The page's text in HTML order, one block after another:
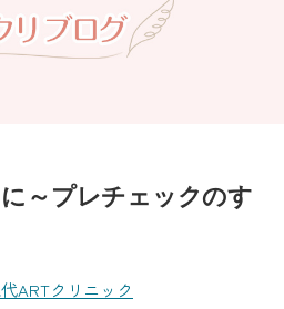
～プレチェックのす
ARTクリニック